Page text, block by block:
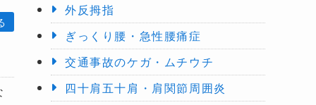
外反拇指
ぎっくり腰・急性腰痛症
交通事故のケガ・ムチウチ
四十肩五十肩・肩関節周囲炎